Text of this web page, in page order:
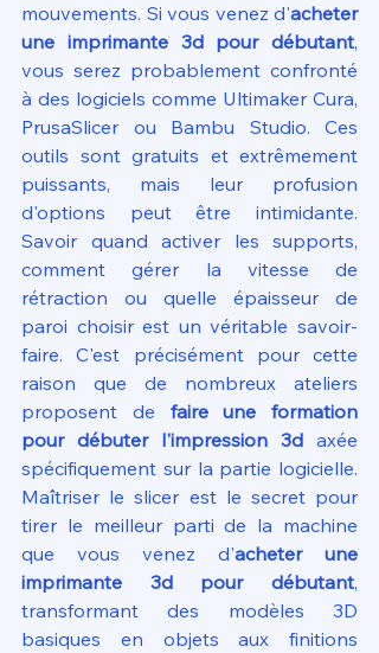
mouvements. Si vous venez d'acheter
une imprimante 3d pour débutant,
vous serez probablement confronté
à des logiciels comme Ultimaker Cura,
PrusaSlicer ou Bambu Studio. Ces
outils sont gratuits et extrêmement
puissants, mais leur profusion
d'options peut être intimidante.
Savoir quand activer les supports,
comment gérer la vitesse de
rétraction ou quelle épaisseur de
paroi choisir est un véritable savoir-
faire. C'est précisément pour cette
raison que de nombreux ateliers
proposent de faire une formation
pour débuter l'impression 3d axée
spécifiquement sur la partie logicielle.
Maîtriser le slicer est le secret pour
tirer le meilleur parti de la machine
que vous venez d'acheter une
imprimante 3d pour débutant,
transformant des modèles 3D
basiques en objets aux finitions